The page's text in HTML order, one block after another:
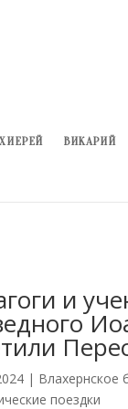
ВИКАРИЙ
и
| Влахернское
поездки